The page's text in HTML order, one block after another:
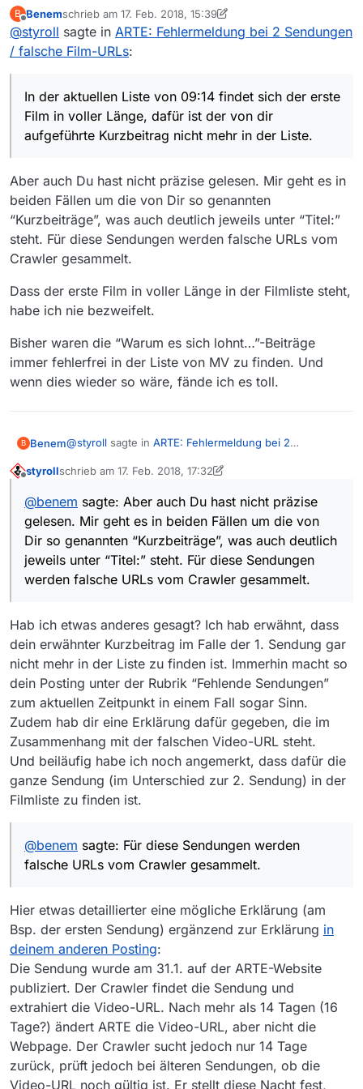
Du bestätigst jedoch implizit, dass Lesen i.A. hilfreich
wäre. Dein Screenshot bezieht sich auf die zweite
B
Offline
Benemschrieb am 17. Feb. 2018, 15:39
zuletzt editiert von Benem
@styroll sagte in ARTE: Fehlermeldung bei 2 Sendungen
/ falsche Film-URLs:
In der aktuellen Liste von 09:14 findet sich der erste
Film in voller Länge, dafür ist der von dir
aufgeführte Kurzbeitrag nicht mehr in der Liste.
Aber auch Du hast nicht präzise gelesen. Mir geht es in
beiden Fällen um die von Dir so genannten
“Kurzbeiträge”, was auch deutlich jeweils unter “Titel:”
steht. Für diese Sendungen werden falsche URLs vom
Crawler gesammelt.
Dass der erste Film in voller Länge in der Filmliste steht,
habe ich nie bezweifelt.
Bisher waren die “Warum es sich lohnt…”-Beiträge
immer fehlerfrei in der Liste von MV zu finden. Und
wenn dies wieder so wäre, fände ich es toll.
B Benem@styroll sagte in ARTE: Fehlermeldung bei 2
erste Film in voller Länge, dafür ist der von dir
aufgeführte Kurzbeitrag nicht mehr in der Liste.
Aber auch Du hast nicht präzise gelesen. Mir geht es
in beiden Fällen um die von Dir so genannten
“Kurzbeiträge”, was auch deutlich jeweils unter “Titel:”
steht. Für diese Sendungen werden falsche URLs vom
Crawler gesammelt.
Dass der erste Film in voller Länge in der Filmliste
steht, habe ich nie bezweifelt.
Bisher waren die “Warum es sich lohnt…”-Beiträge
styrollschrieb am 17. Feb. 2018, 17:32
zuletzt editiert von styroll
@benem sagte: Aber auch Du hast nicht präzise
gelesen. Mir geht es in beiden Fällen um die von
Dir so genannten “Kurzbeiträge”, was auch deutlich
jeweils unter “Titel:” steht. Für diese Sendungen
werden falsche URLs vom Crawler gesammelt.
Hab ich etwas anderes gesagt? Ich hab erwähnt, dass
dein erwähnter Kurzbeitrag im Falle der 1. Sendung gar
nicht mehr in der Liste zu finden ist. Immerhin macht so
dein Posting unter der Rubrik “Fehlende Sendungen”
zum aktuellen Zeitpunkt in einem Fall sogar Sinn.
Zudem hab dir eine Erklärung dafür gegeben, die im
Zusammenhang mit der falschen Video-URL steht.
Und beiläufig habe ich noch angemerkt, dass dafür die
ganze Sendung (im Unterschied zur 2. Sendung) in der
Filmliste zu finden ist.
@benem sagte: Für diese Sendungen werden
falsche URLs vom Crawler gesammelt.
Hier etwas detaillierter eine mögliche Erklärung (am
Bsp. der ersten Sendung) ergänzend zur Erklärung in
deinem anderen Posting:
Die Sendung wurde am 31.1. auf der ARTE-Website
publiziert. Der Crawler findet die Sendung und
extrahiert die Video-URL. Nach mehr als 14 Tagen (16
Tage?) ändert ARTE die Video-URL, aber nicht die
Webpage. Der Crawler sucht jedoch nur 14 Tage
zurück, prüft jedoch bei älteren Sendungen, ob die
Video-URL noch gültig ist. Er stellt diese Nacht fest,